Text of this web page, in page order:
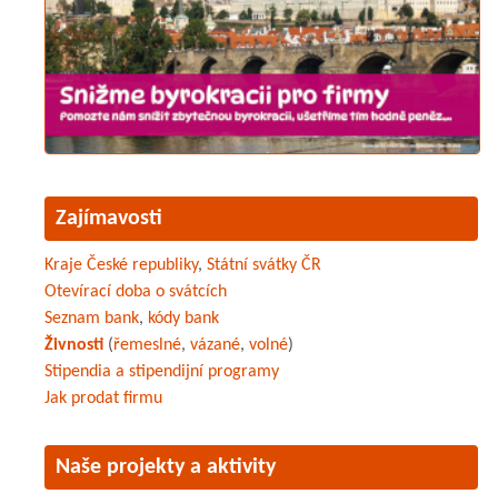
Zajímavosti
Kraje České republiky, Státní svátky ČR
Otevírací doba o svátcích
Seznam bank, kódy bank
Živnosti (řemeslné, vázané, volné)
Stipendia a stipendijní programy
Jak prodat firmu
Naše projekty a aktivity